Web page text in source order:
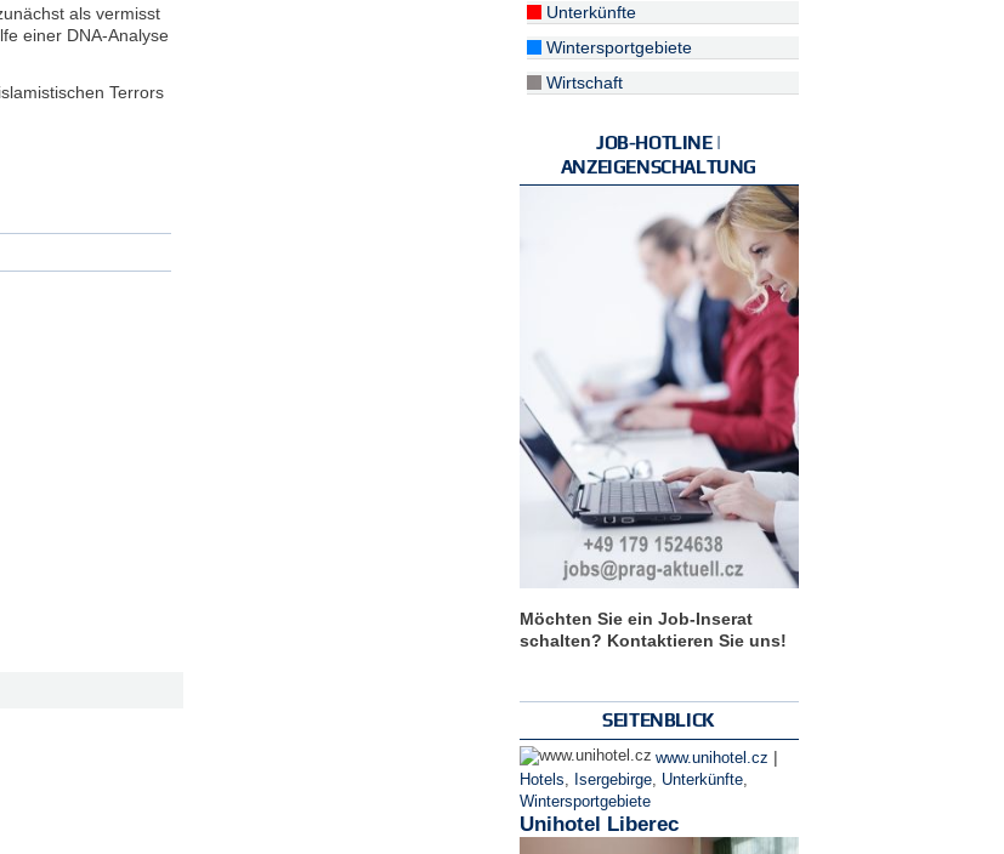
als vermisst
einer DNA-Analyse
Terrors
Unterkünfte
Wintersportgebiete
Wirtschaft
JOB-HOTLINE |
ANZEIGENSCHALTUNG
Möchten Sie ein Job-Inserat
schalten? Kontaktieren Sie uns!
SEITENBLICK
www.unihotel.cz |
Hotels Isergebirge, Unterkünfte,
Wintersportgebiete
Unihotel Liberec